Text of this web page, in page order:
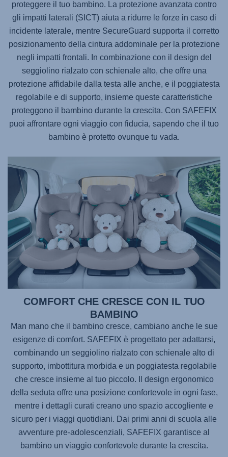
proteggere il tuo bambino. La protezione avanzata contro
gli impatti laterali (SICT) aiuta a ridurre le forze in caso di
incidente laterale, mentre SecureGuard supporta il corretto
posizionamento della cintura addominale per la protezione
negli impatti frontali. In combinazione con il design del
seggiolino rialzato con schienale alto, che offre una
protezione affidabile dalla testa alle anche, e il poggiatesta
regolabile e di supporto, insieme queste caratteristiche
proteggono il bambino durante la crescita. Con SAFEFIX
puoi affrontare ogni viaggio con fiducia, sapendo che il tuo
bambino è protetto ovunque tu vada.
COMFORT CHE CRESCE CON IL TUO
BAMBINO
Man mano che il bambino cresce, cambiano anche le sue
esigenze di comfort. SAFEFIX è progettato per adattarsi,
combinando un seggiolino rialzato con schienale alto di
supporto, imbottitura morbida e un poggiatesta regolabile
che cresce insieme al tuo piccolo. Il design ergonomico
della seduta offre una posizione confortevole in ogni fase,
mentre i dettagli curati creano uno spazio accogliente e
sicuro per i viaggi quotidiani. Dai primi anni di scuola alle
avventure pre-adolescenziali, SAFEFIX garantisce al
bambino un viaggio confortevole durante la crescita.